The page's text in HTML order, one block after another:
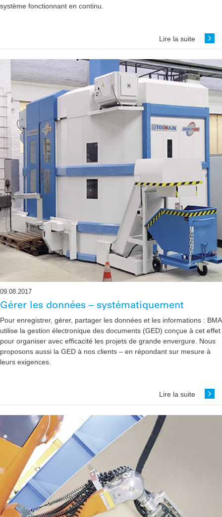
système fonctionnant en continu.
Lire la suite
09.08.2017
Gérer les données – systématiquement
Pour enregistrer, gérer, partager les données et les informations : BMA
utilise la gestion électronique des documents (GED) conçue à cet effet
pour organiser avec efficacité les projets de grande envergure. Nous
proposons aussi la GED à nos clients – en répondant sur mesure à
leurs exigences.
Lire la suite